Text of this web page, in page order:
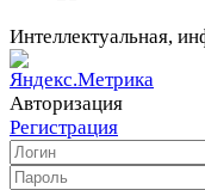
Интеллектуальная,
Авторизация
Регистрация